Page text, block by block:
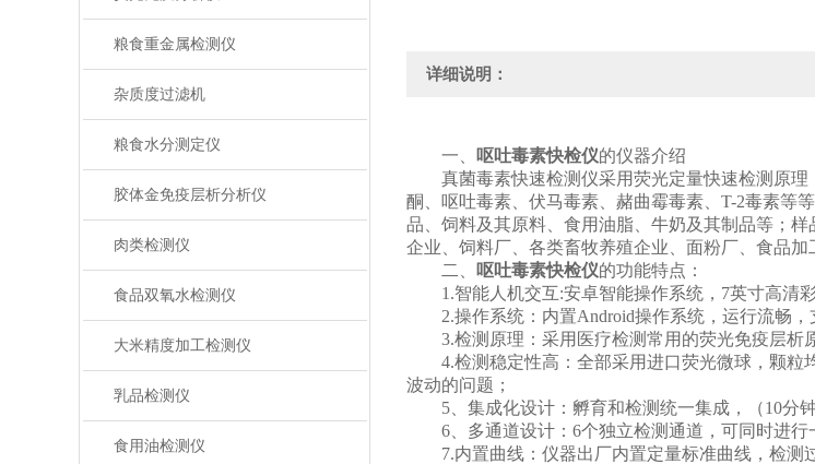
粮食重金属检测仪
杂质度过滤机
粮食水分测定仪
胶体金免疫层析分析仪
肉类检测仪
食品双氧水检测仪
大米精度加工检测仪
乳品检测仪
食用油检测仪
详细说明：
一、 呕吐毒素快检仪的仪器介绍
真菌毒素快速检测仪采用荧光定量快速检测原理
酮、呕吐毒素、伏马毒素、赭曲霉毒素、T-2毒素等
品、饲料及其原料、食用油脂、牛奶及其制品等；
企业、饲料厂、各类畜牧养殖企业、面粉厂、食品
二、
呕吐毒素快检仪的功能特点：
1.智能人机交互:安卓智能操作系统，7英寸高清彩
2.操作系统：内置Android操作系统，运行流畅，
3.检测原理：采用医疗检测常用的荧光免疫层析
4.检测稳定性高：全部采用进口荧光微球，颗粒
波动的问题；
5、集成化设计：孵育和检测统一集成，（10分钟
6、多通道设计：6个独立检测通道，可同时进行
7.内置曲线：仪器出厂内置定量标准曲线，检测